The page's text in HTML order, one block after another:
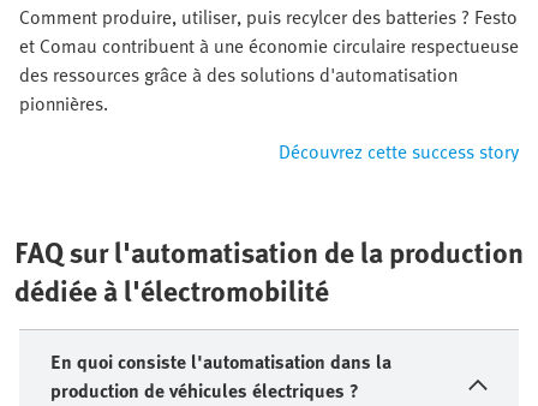
Comment produire, utiliser, puis recylcer des batteries ? Festo
et Comau contribuent à une économie circulaire respectueuse
des ressources grâce à des solutions d'automatisation
pionnières.
Découvrez cette success story
FAQ sur l'automatisation de la production
dédiée à l'électromobilité
En quoi consiste l'automatisation dans la
production de véhicules électriques ?